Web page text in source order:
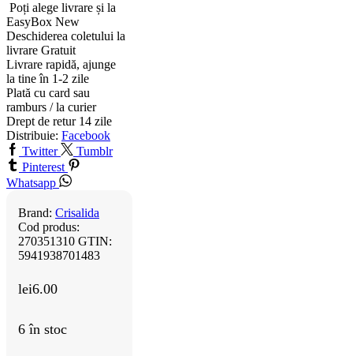
Poți alege livrare și la
EasyBox New
Deschiderea coletului la
livrare Gratuit
Livrare rapidă, ajunge
la tine în 1-2 zile
Plată cu card sau
ramburs / la curier
Drept de retur 14 zile
Distribuie: Facebook
Twitter
Tumblr
Pinterest
Whatsapp
Brand: Crisalida
Cod produs:
270351310 GTIN:
5941938701483
lei6.00
6 în stoc